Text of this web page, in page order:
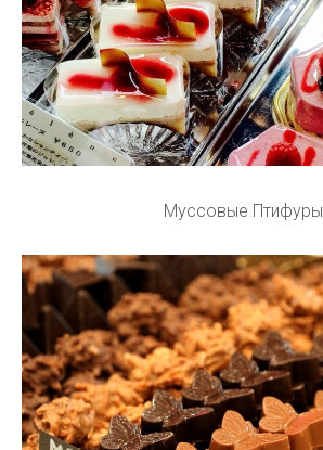
Муссовые Птифуры